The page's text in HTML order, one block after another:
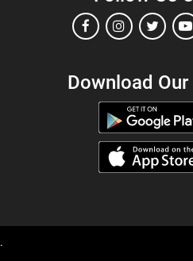
Download Our
.